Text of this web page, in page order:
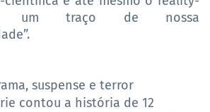
um traço de nossa
suspense e terror
contou a história de 12